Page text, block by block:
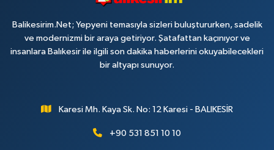
Balikesirim.Net; Yepyeni temasıyla sizleri buluştururken, sadelik
ve modernizmi bir araya getiriyor. Şatafattan kaçınıyor ve
insanlara Balıkesir ile ilgili son dakika haberlerini okuyabilecekleri
bir altyapı sunuyor.
Karesi Mh. Kaya Sk. No: 12 Karesi - BALIKESİR
+90 531 851 10 10